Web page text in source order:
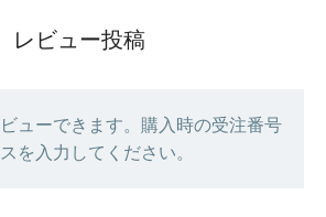
レビュー投稿
ューできます。購入時の受注番号
を入力してください。